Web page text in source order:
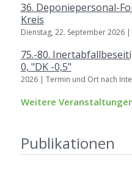
36. Deponiepersonal-
Kreis
Dienstag, 22. September 2026
75.-80.
0, "DK -0,5"
2026 | Termin und Ort nach
Weitere
Publikationen